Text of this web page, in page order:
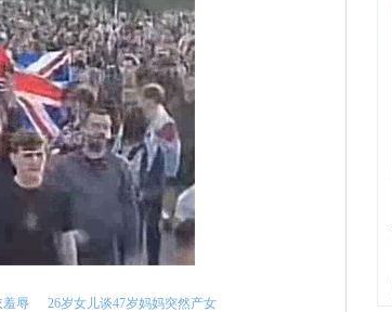
辱 26岁女儿谈47岁妈妈突然产女